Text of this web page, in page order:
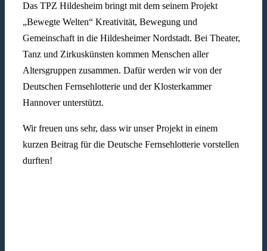
Das TPZ Hildesheim bringt mit dem seinem Projekt
„Bewegte Welten“ Kreativität, Bewegung und
Gemeinschaft in die Hildesheimer Nordstadt. Bei Theater,
Tanz und Zirkuskünsten kommen Menschen aller
Altersgruppen zusammen. Dafür werden wir von der
Deutschen Fernsehlotterie und der Klosterkammer
Hannover unterstützt.
Wir freuen uns sehr, dass wir unser Projekt in einem
kurzen Beitrag für die Deutsche Fernsehlotterie vorstellen
durften!